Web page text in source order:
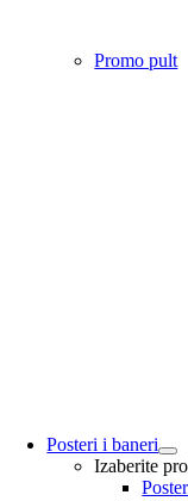
Promo pult
Posteri i baneri
Izaberite